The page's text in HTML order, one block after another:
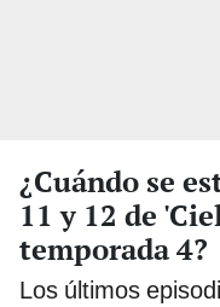
¿Cuándo se
11 y 12 de
temporada 4?
Los últimos